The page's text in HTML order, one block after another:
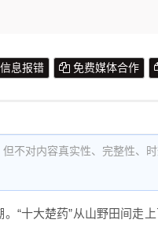
免费媒体合作
信息报错
不对内容真实性、完整性、时
“十大楚药”从山野田间走